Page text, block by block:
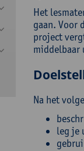
Het
gaan. Voor
project
middelbaar
Na het
leg je